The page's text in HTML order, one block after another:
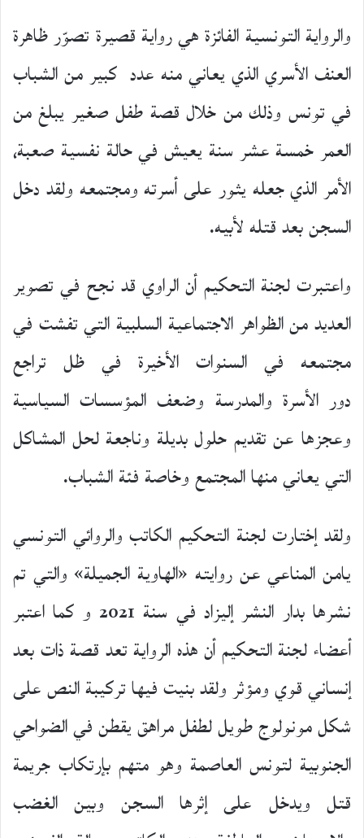
والرواية التونسية الفائزة هي رواية قصيرة تصوّر ظاهرة
العنف الأسري الذي يعاني منه عدد كبير من الشباب
في تونس وذلك من خلال قصة طفل صغير يبلغ من
العمر خمسة عشر سنة يعيش في حالة نفسية صعبة،
الأمر الذي جعله يثور على أسرته ومجتمعه ولقد دخل
السجن بعد قتله لأبيه.
واعتبرت لجنة التحكيم أن الراوي قد نجح في تصوير
العديد من الظواهر الاجتماعية السلبية التي تفشت في
مجتمعه في السنوات الأخيرة في ظل تراجع
دور الأسرة والمدرسة وضعف المؤسسات السياسية
وعجزها عن تقديم حلول بديلة وناجعة لحل المشاكل
التي يعاني منها المجتمع وخاصة فئة الشباب.
ولقد إختارت لجنة التحكيم الكاتب والروائي التونسي
يامن المناعي عن روايته «الهاوية الجميلة» والتي تم
نشرها بدار النشر إليزاد في سنة 2021 و كما اعتبر
أعضاء لجنة التحكيم أن هذه الرواية تعد قصة ذات بعد
إنساني قوي ومؤثر ولقد بنيت فيها تركيبة النص على
شكل مونولوج طويل لطفل مراهق يقطن في الضواحي
الجنوبية لتونس العاصمة وهو متهم بإرتكاب جريمة
قتل ويدخل على إثرها السجن وبين الغضب